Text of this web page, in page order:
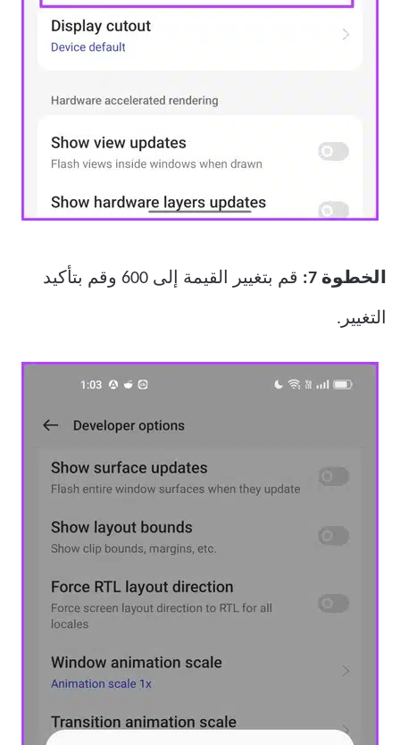
الخطوة 7: قم بتغيير القيمة إلى 600 وقم بتأكيد
التغيير.